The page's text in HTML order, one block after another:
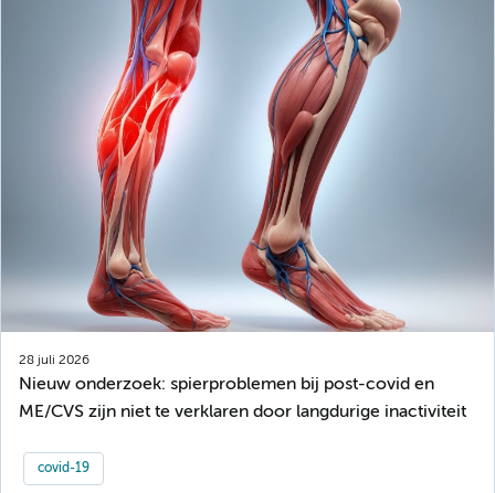
28 juli 2026
Nieuw onderzoek: spierproblemen bij post-covid en
ME/CVS zijn niet te verklaren door langdurige inactiviteit
covid-19